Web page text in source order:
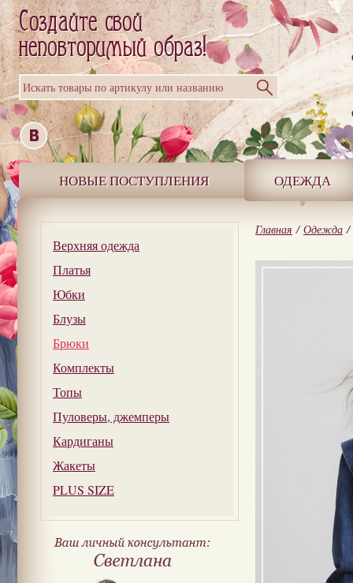
Искать товары по артикулу или названию
НОВЫЕ ПОСТУПЛЕНИЯ ОДЕЖДА
Верхняя одежда
Платья
Юбки
Блузы
Брюки
Комплекты
Топы
Пуловеры, джемперы
Кардиганы
Жакеты
PLUS SIZE
Главная / Одежда /